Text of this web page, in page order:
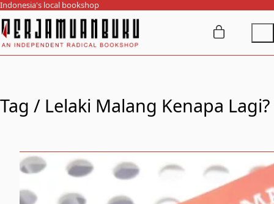
Indonesia's local bookshop
Tag / Lelaki Malang Kenapa Lagi?